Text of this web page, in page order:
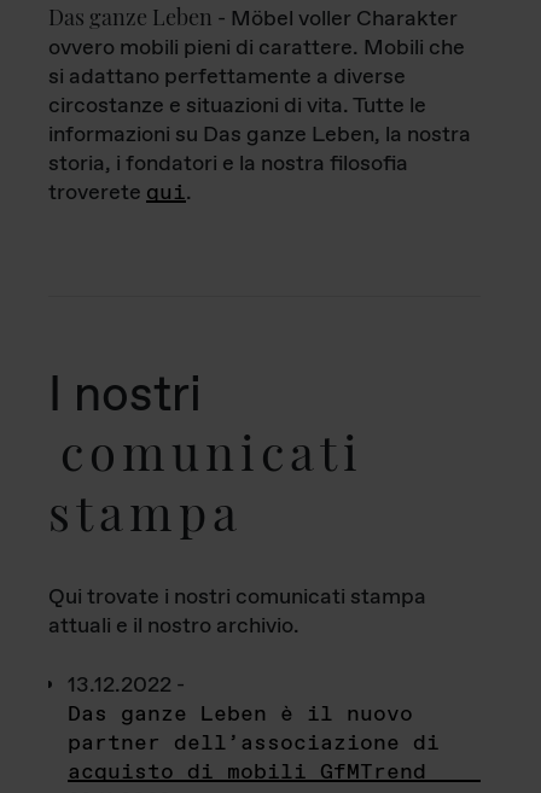
Das ganze Leben - Möbel voller Charakter
ovvero mobili pieni di carattere. Mobili che
si adattano perfettamente a diverse
circostanze e situazioni di vita. Tutte le
informazioni su Das ganze Leben, la nostra
storia, i fondatori e la nostra filosofia
troverete qui.
I nostri
comunicati
stampa
Qui trovate i nostri comunicati stampa
attuali e il nostro archivio.
13.12.2022 -
Das ganze Leben è il nuovo
partner dell’associazione di
acquisto di mobili GfMTrend